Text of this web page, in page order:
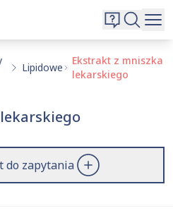
Lipidowe
Ekstrakt z mniszka
lekarskiego
do zapytania
dodałeś do zapytania.